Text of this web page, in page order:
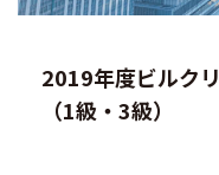
2019年度ビルク
（1級・3級）